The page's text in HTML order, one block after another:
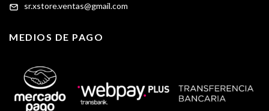
sr.xstore.ventas@gmail.com
MEDIOS DE PAGO